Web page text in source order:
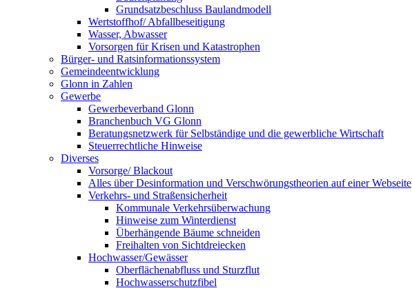
Grundsatzbeschluss Baulandmodell
Wertstoffhof/ Abfallbeseitigung
Wasser, Abwasser
Vorsorgen für Krisen und Katastrophen
Bürger- und Ratsinformationssystem
Gemeindeentwicklung
Glonn in Zahlen
Gewerbe
Gewerbeverband Glonn
Branchenbuch VG Glonn
Beratungsnetzwerk für Selbständige und die gewerbliche Wirtschaft
Steuerrechtliche Hinweise
Diverses
Vorsorge/ Blackout
Alles über Desinformation und Verschwörungstheorien auf einer Webseite
Verkehrs- und Straßensicherheit
Kommunale Verkehrsüberwachung
Hinweise zum Winterdienst
Überhängende Bäume schneiden
Freihalten von Sichtdreiecken
Hochwasser/Gewässer
Oberflächenabfluss und Sturzflut
Hochwasserschutzfibel